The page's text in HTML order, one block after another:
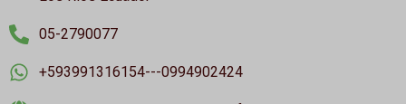
05-2790077
+593991316154---0994902424